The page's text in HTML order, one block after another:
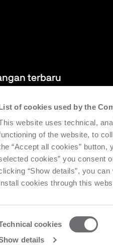
of cookies used by the
website uses technical,
of the website, to
“Accept all cookies”
cookies” you consent
“Show details”, you
cookies through this
cookies
details
terbaru
berita-berita dari dunia
00113220412 Reg. Imp. Pesaro